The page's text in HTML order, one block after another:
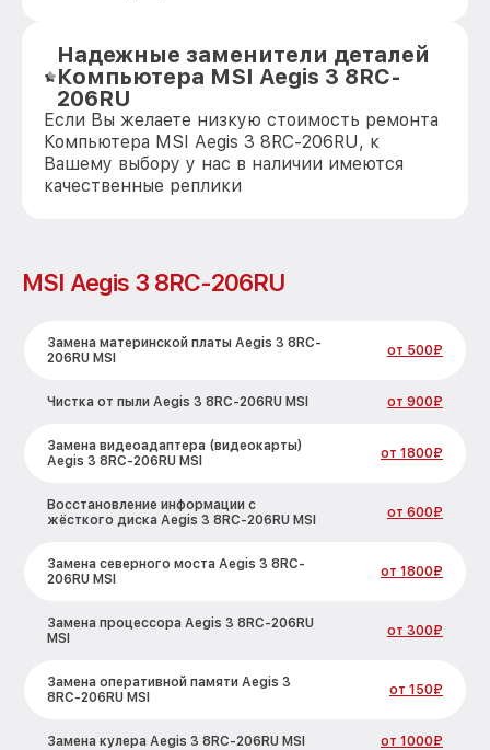
Надежные заменители деталей
Компьютера MSI Aegis 3 8RC-
206RU
Если Вы желаете низкую стоимость ремонта
Компьютера MSI Aegis 3 8RC-206RU, к
Вашему выбору у нас в наличии имеются
качественные реплики
MSI Aegis 3 8RC-206RU
Замена материнской платы Aegis 3 8RC-
206RU MSI
от 500₽
Чистка от пыли Aegis 3 8RC-206RU MSI от 900₽
Замена видеоадаптера (видеокарты)
Aegis 3 8RC-206RU MSI
от 1800₽
Восстановление информации с
жёсткого диска Aegis 3 8RC-206RU MSI
от 600₽
Замена северного моста Aegis 3 8RC-
206RU MSI
от 1800₽
Замена процессора Aegis 3 8RC-206RU
MSI
от 300₽
Замена оперативной памяти Aegis 3
8RC-206RU MSI
от 150₽
Замена кулера Aegis 3 8RC-206RU MSI от 1000₽